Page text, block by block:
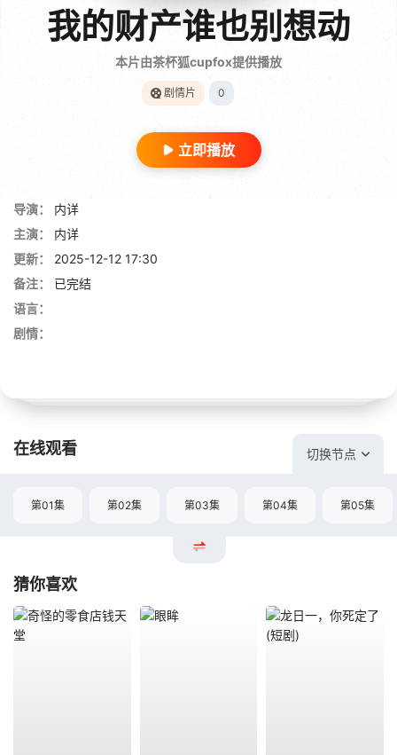
我的财产谁也别想动
本片由茶杯狐cupfox提供播放
剧情片 0
立即播放
导演：
内详
主演：
内详
更新：
2025-12-12 17:30
备注：
已完结
语言：
剧情：
在线观看 切换节点
第01集 第02集 第03集 第04集 第05集
猜你喜欢